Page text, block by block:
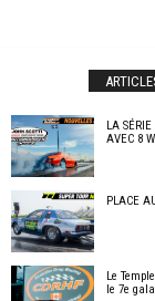
LA
AVEC 8
PLACE
Le
le 7e